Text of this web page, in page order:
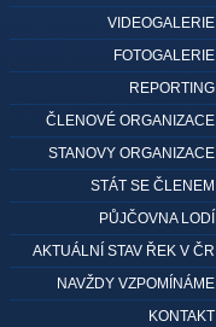
VIDEOGALERIE
FOTOGALERIE
REPORTING
ČLENOVÉ ORGANIZACE
STANOVY ORGANIZACE
STÁT SE ČLENEM
PŮJČOVNA LODÍ
AKTUÁLNÍ STAV ŘEK V ČR
NAVŽDY VZPOMÍNÁME
KONTAKT